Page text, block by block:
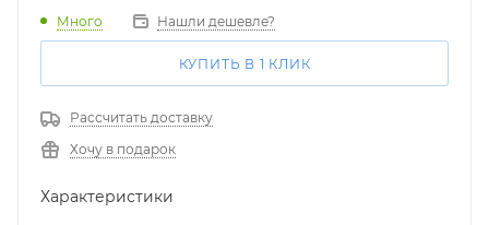
Много Нашли дешевле?
КУПИТЬ В 1 КЛИК
Рассчитать доставку
Хочу в подарок
Характеристики